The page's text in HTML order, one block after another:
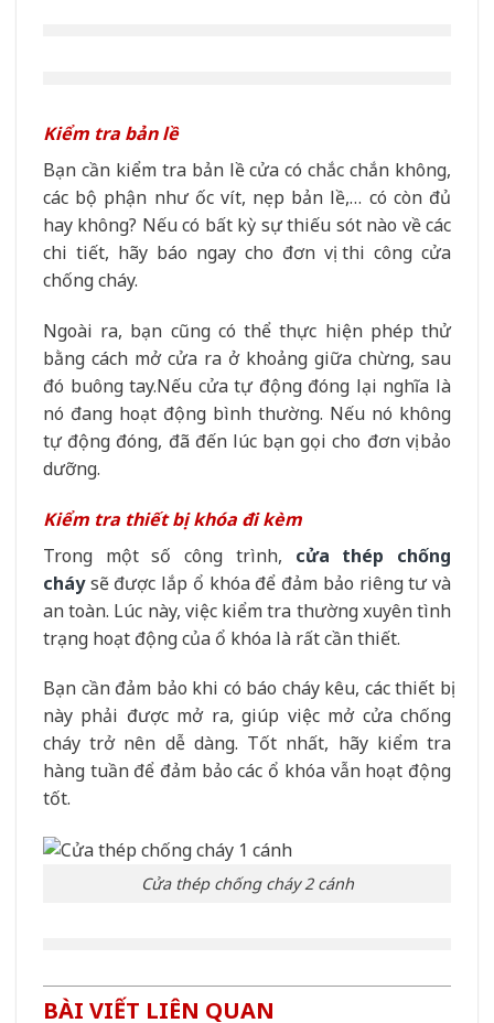
Kiểm tra bản lề
Bạn cần kiểm tra bản lề cửa có chắc chắn không,
các bộ phận như ốc vít, nẹp bản lề,… có còn đủ
hay không? Nếu có bất kỳ sự thiếu sót nào về các
chi tiết, hãy báo ngay cho đơn vị thi công cửa
chống cháy.
Ngoài ra, bạn cũng có thể thực hiện phép thử
bằng cách mở cửa ra ở khoảng giữa chừng, sau
đó buông tay.Nếu cửa tự động đóng lại nghĩa là
nó đang hoạt động bình thường. Nếu nó không
tự động đóng, đã đến lúc bạn gọi cho đơn vị bảo
dưỡng.
Kiểm tra thiết bị khóa đi kèm
Trong một số công trình, cửa thép chống
cháy sẽ được lắp ổ khóa để đảm bảo riêng tư và
an toàn. Lúc này, việc kiểm tra thường xuyên tình
trạng hoạt động của ổ khóa là rất cần thiết.
Bạn cần đảm bảo khi có báo cháy kêu, các thiết bị
này phải được mở ra, giúp việc mở cửa chống
cháy trở nên dễ dàng. Tốt nhất, hãy kiểm tra
hàng tuần để đảm bảo các ổ khóa vẫn hoạt động
tốt.
Cửa thép chống cháy 2 cánh
BÀI VIẾT LIÊN QUAN